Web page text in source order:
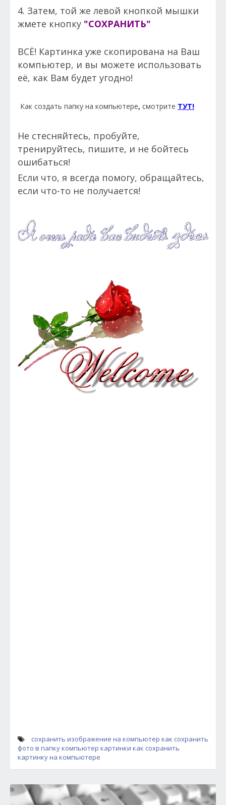
4. Затем, той же левой кнопкой мышки
жмете кнопку "СОХРАНИТЬ"
ВСЁ! Картинка уже скопирована на Ваш
компьютер, и вы можете использовать
её, как Вам будет угодно!
Как создать папку на компьютере, смотрите ТУТ!
Не стесняйтесь, пробуйте,
тренируйтесь, пишите, и не бойтесь
ошибаться!
Если что, я всегда помогу, обращайтесь,
если что-то не получается!
сохранить изображение на компьютер как сохранить
фото в папкукомпьютер картинки как сохранить
картинку на компьютере